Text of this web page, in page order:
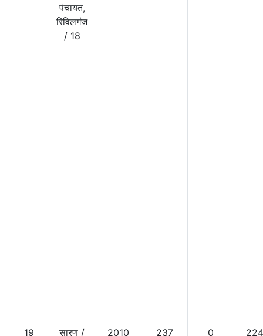
पंचायत,
रिविलगंज
/ 18
19 सारण /
2010 237 0